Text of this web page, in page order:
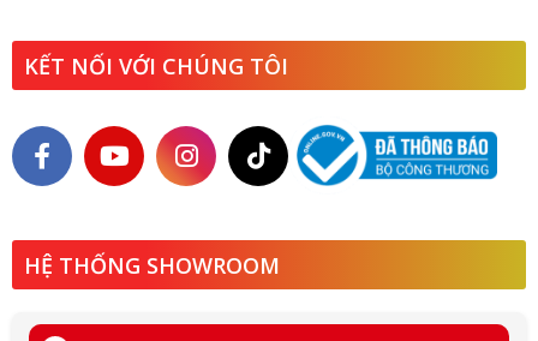
KẾT NỐI VỚI CHÚNG TÔI
HỆ THỐNG SHOWROOM